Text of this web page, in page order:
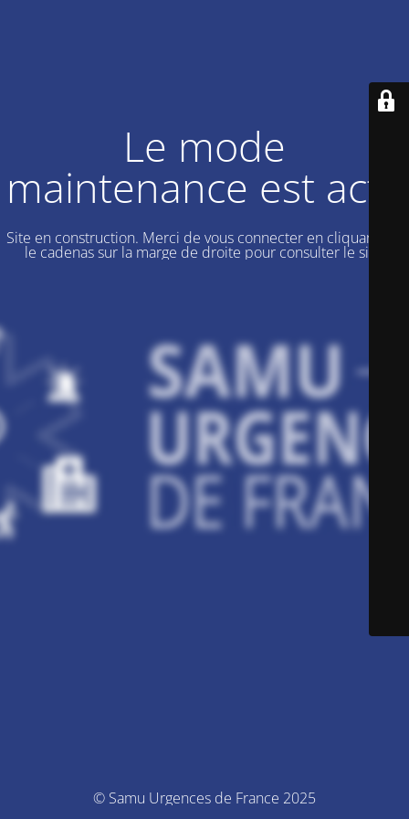
Le mode
maintenance est actif
Site en construction. Merci de vous connecter en cliquant sur
le cadenas sur la marge de droite pour consulter le site.
© Samu Urgences de France 2025